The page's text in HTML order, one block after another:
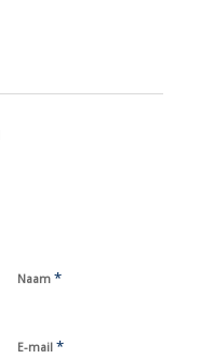
Naam *
E-mail *